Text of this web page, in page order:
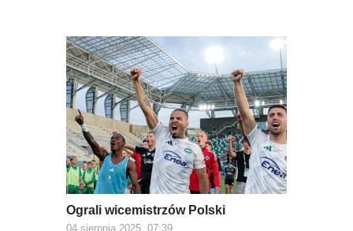
Ograli wicemistrzów Polski
04 sierpnia 2025, 07:39